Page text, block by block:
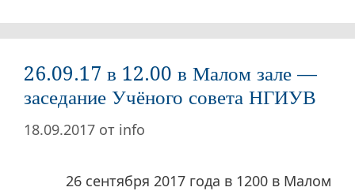
26.09.17 в 12.00 в Малом зале —
заседание Учёного совета НГИУВ
18.09.2017 от info
26 сентября 2017 года в 1200 в Малом